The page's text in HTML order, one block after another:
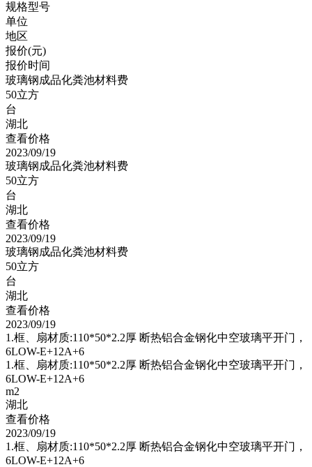
规格型号
单位
地区
报价(元)
报价时间
玻璃钢成品化粪池材料费
50立方
台
湖北
查看价格
2023/09/19
玻璃钢成品化粪池材料费
50立方
台
湖北
查看价格
2023/09/19
玻璃钢成品化粪池材料费
50立方
台
湖北
查看价格
2023/09/19
1.框、扇材质:110*50*2.2厚 断热铝合金钢化中空玻璃平开门，
6LOW-E+12A+6
1.框、扇材质:110*50*2.2厚 断热铝合金钢化中空玻璃平开门，
6LOW-E+12A+6
m2
湖北
查看价格
2023/09/19
1.框、扇材质:110*50*2.2厚 断热铝合金钢化中空玻璃平开门，
6LOW-E+12A+6